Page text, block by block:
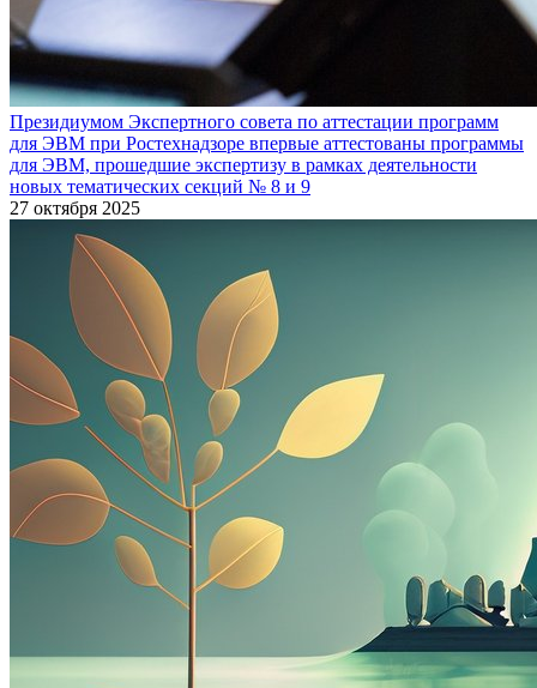
Президиумом Экспертного совета по аттестации программ
для ЭВМ при Ростехнадзоре впервые аттестованы программы
для ЭВМ, прошедшие экспертизу в рамках деятельности
новых тематических секций № 8 и 9
27 октября 2025